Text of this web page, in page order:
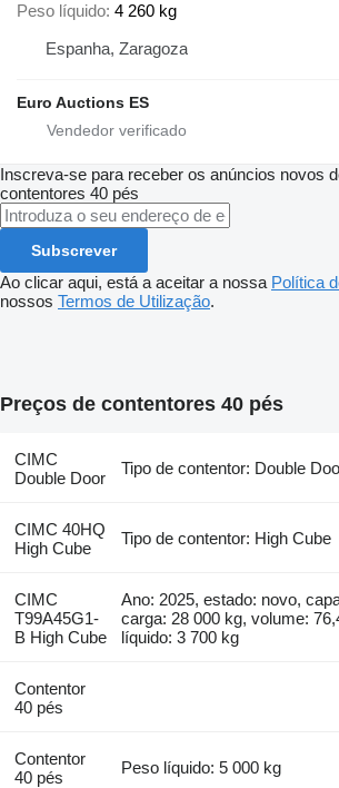
Peso líquido 4 260 kg
Espanha, Zaragoza
Euro Auctions ES
Inscreva-se para receber os anúncios novos
contentores 40 pés
Subscrever
Ao clicar aqui, está a aceitar a nossa Política
nossos Termos de Utilização.
Preços de contentores 40 pés
CIMC
Double Door
Tipo de contentor: Double
CIMC 40HQ
High Cube
Tipo de contentor: High Cube
CIMC
T99A45G1-
B High Cube
Ano: 2025, estado: novo,
carga: 28 000 kg, volume:
líquido: 3 700 kg
Contentor
40 pés
Contentor
40 pés
Peso líquido: 5 000 kg